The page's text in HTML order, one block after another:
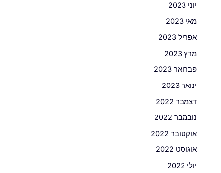
יוני 2023
מאי 2023
אפריל 2023
מרץ 2023
פברואר 2023
ינואר 2023
דצמבר 2022
נובמבר 2022
אוקטובר 2022
אוגוסט 2022
יולי 2022